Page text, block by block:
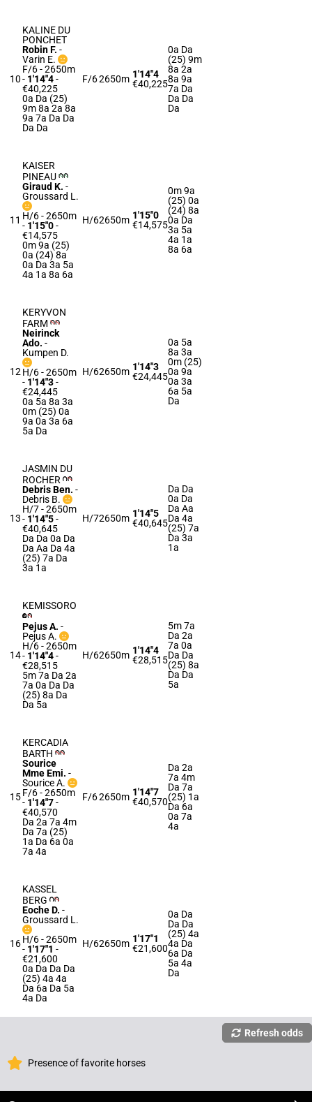
10
KALINE DU
PONCHET
Robin F. -
Varin E.
F/6 - 2650m
- 1'14"4-
€40,225
0a Da (25)
9m 8a 2a 8a
9a 7a Da Da
Da Da
F/62650m 1'14"4
€40,225
0a Da
(25) 9m
8a 2a
8a 9a
7a Da
Da Da
Da
11
KAISER
PINEAU
Giraud K. -
Groussard L.
H/6 - 2650m
- 1'15"0-
€14,575
0m 9a (25)
0a (24) 8a
0a Da 3a 5a
4a 1a 8a 6a
H/62650m 1'15"0
€14,575
0m 9a
(25) 0a
(24) 8a
0a Da
3a 5a
4a 1a
8a 6a
12
KERYVON
FARM
Neirinck
Ado. -
Kumpen D.
H/6 - 2650m
- 1'14"3-
€24,445
0a 5a 8a 3a
0m (25) 0a
9a 0a 3a 6a
5a Da
H/62650m 1'14"3
€24,445
0a 5a
8a 3a
0m (25)
0a 9a
0a 3a
6a 5a
Da
13
JASMIN DU
ROCHER
Debris Ben. -
Debris B.
H/7 - 2650m
- 1'14"5-
€40,645
Da Da 0a Da
Da Aa Da 4a
(25) 7a Da
3a 1a
H/72650m 1'14"5
€40,645
Da Da
0a Da
Da Aa
Da 4a
(25) 7a
Da 3a
1a
14
KEMISSORO
Pejus A. -
Pejus A.
H/6 - 2650m
- 1'14"4-
€28,515
5m 7a Da 2a
7a 0a Da Da
(25) 8a Da
Da 5a
H/62650m 1'14"4
€28,515
5m 7a
Da 2a
7a 0a
Da Da
(25) 8a
Da Da
5a
15
KERCADIA
BARTH
Sourice
Mme Emi. -
Sourice A.
F/6 - 2650m
- 1'14"7-
€40,570
Da 2a 7a 4m
Da 7a (25)
1a Da 6a 0a
7a 4a
F/62650m 1'14"7
€40,570
Da 2a
7a 4m
Da 7a
(25) 1a
Da 6a
0a 7a
4a
16
KASSEL
BERG
Eoche D. -
Groussard L.
H/6 - 2650m
- 1'17"1 -
€21,600
0a Da Da Da
(25) 4a 4a
Da 6a Da 5a
4a Da
H/62650m 1'17"1
€21,600
0a Da
Da Da
(25) 4a
4a Da
6a Da
5a 4a
Da
Refresh odds
Presence of favorite horses